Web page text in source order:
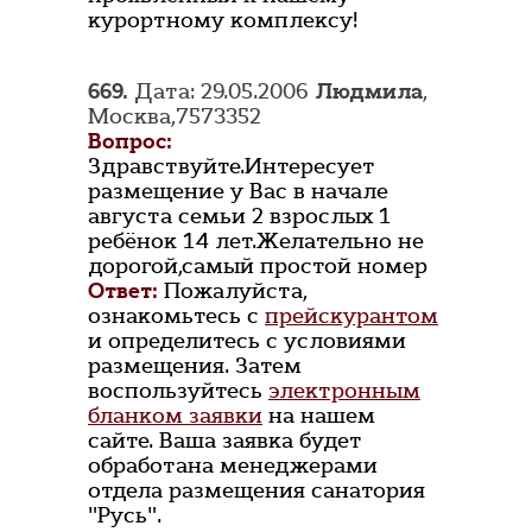
курортному комплексу!
669. Дата: 29.05.2006 Людмила,
Москва,7573352
Вопрос:
Здравствуйте.Интересует
размещение у Вас в начале
августа семьи 2 взрослых 1
ребёнок 14 лет.Желательно не
дорогой,самый простой номер
Ответ: Пожалуйста,
ознакомьтесь с прейскурантом
и определитесь с условиями
размещения. Затем
воспользуйтесь электронным
бланком заявки на нашем
сайте. Ваша заявка будет
обработана менеджерами
отдела размещения санатория
"Русь".